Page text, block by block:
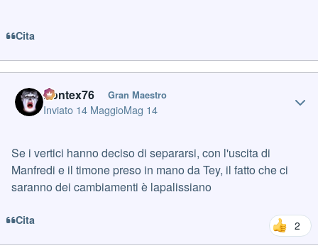
Cita
Pontex76 Gran Maestro
Inviato 14 MaggioMag 14
Se i vertici hanno deciso di separarsi, con l'uscita di
Manfredi e il timone preso in mano da Tey, il fatto che ci
saranno dei cambiamenti è lapalissiano
Cita 2